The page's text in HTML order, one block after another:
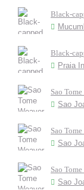
Black-
Black-
Praia
Sao
Sao
Sao
Sao
Sao
Sao